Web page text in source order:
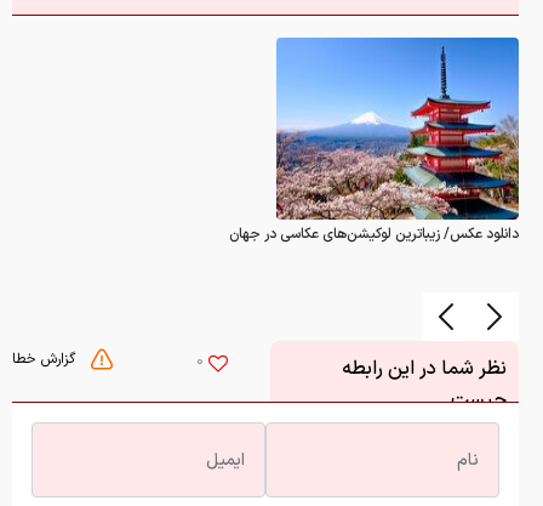
دانلود عکس/ زیباترین لوکیشن‌های عکاسی در جهان
گزارش خطا 0
نظر شما در این رابطه
چیست